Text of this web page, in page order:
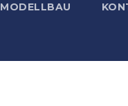
MODELLBAU